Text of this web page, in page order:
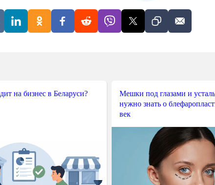
на бизнес в Беларуси?
Мешки под глазами и
нужно знать о
век